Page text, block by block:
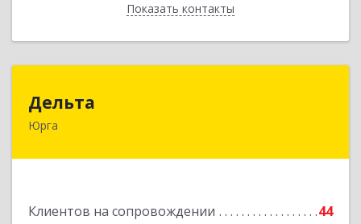
Показать контакты
Назад
Дельта
Юрга
Клиентов на сопровождении
44